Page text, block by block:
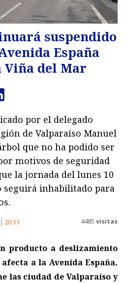
suspendido
España
Viña del Mar
por el delegado
de Valparaíso Manuel
que no ha podido ser
motivos de seguridad
la jornada del lunes 10
seguirá inhabilitado para
20:11 4485 visitas
producto a deslizamiento
a la Avenida España,
las ciudad de Valparaíso y